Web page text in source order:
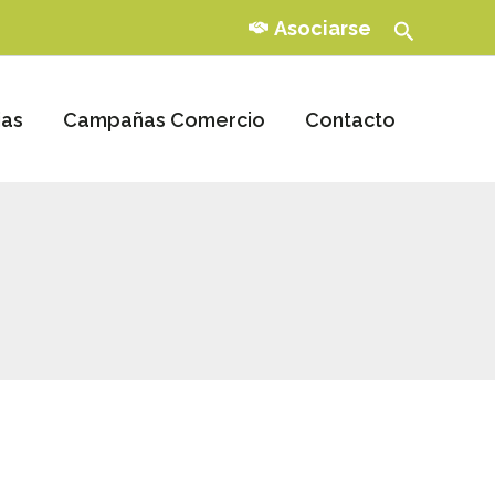
Asociarse Buscar
Campañas Comercio Contacto